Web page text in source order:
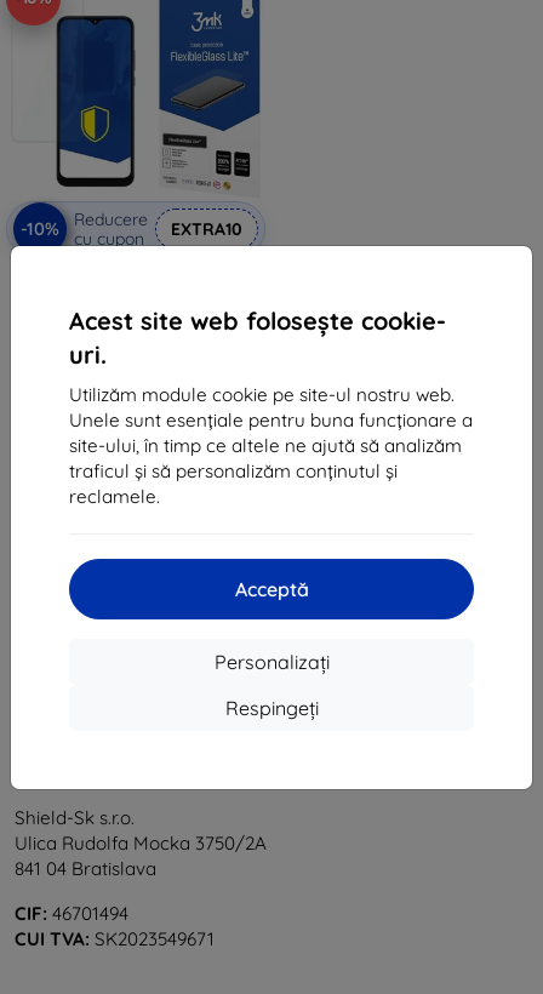
Acest site web folosește cookie-
uri.
Utilizăm module cookie pe site-ul nostru web.
Unele sunt esențiale pentru buna funcționare a
site-ului, în timp ce altele ne ajută să analizăm
traficul și să personalizăm conținutul și
reclamele.
Acceptă
Personalizați
Respingeți
-10%
Reducere
cu cupon
EXTRA10
43 lei
39 lei
din total
«
Shield-Sk s.r.o.
Ulica Rudolfa Mocka 3750/2A
841 04 Bratislava
CIF: 46701494
CUI TVA: SK2023549671